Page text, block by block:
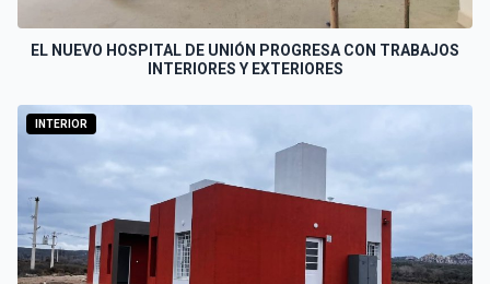
EL NUEVO HOSPITAL DE UNIÓN PROGRESA CON TRABAJOS
INTERIORES Y EXTERIORES
INTERIOR